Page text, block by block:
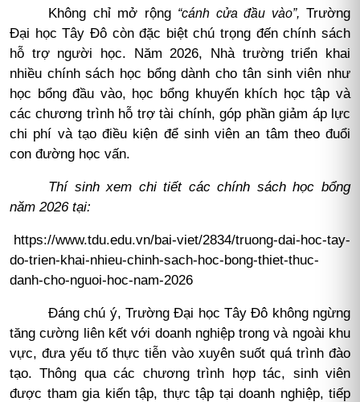
Không chỉ mở rộng “cánh cửa đầu vào”, Trường
Đại học Tây Đô còn đặc biệt chú trọng đến chính sách
hỗ trợ người học. Năm 2026, Nhà trường triển khai
nhiều chính sách học bổng dành cho tân sinh viên như
học bổng đầu vào, học bổng khuyến khích học tập và
các chương trình hỗ trợ tài chính, góp phần giảm áp lực
chi phí và tạo điều kiện để sinh viên an tâm theo đuổi
con đường học vấn.
Thí sinh xem chi tiết các chính sách học bổng
năm 2026 tại:
https://www.tdu.edu.vn/bai-viet/2834/truong-dai-hoc-tay-
do-trien-khai-nhieu-chinh-sach-hoc-bong-thiet-thuc-
danh-cho-nguoi-hoc-nam-2026
Đáng chú ý, Trường Đại học Tây Đô không ngừng
tăng cường liên kết với doanh nghiệp trong và ngoài khu
vực, đưa yếu tố thực tiễn vào xuyên suốt quá trình đào
tạo. Thông qua các chương trình hợp tác, sinh viên
được tham gia kiến tập, thực tập tại doanh nghiệp, tiếp